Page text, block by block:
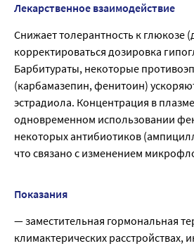
Лекарственное взаимодействие
Снижает толерантность к глюкозе
корректироваться дозировка
Барбитураты, некоторые
(карбамазепин, фенитоин)
эстрадиола. Концентрация в
одновременном использовании
некоторых антибиотиков
что связано с изменением
Показания
— заместительная гормональная
климактерических